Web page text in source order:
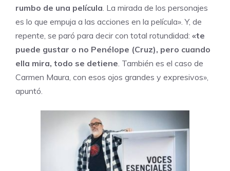
rumbo de una película. La mirada de los personajes
es lo que empuja a las acciones en la película». Y, de
repente, se paró para decir con total rotundidad: «te
puede gustar o no Penélope (Cruz), pero cuando
ella mira, todo se detiene. También es el caso de
Carmen Maura, con esos ojos grandes y expresivos»,
apuntó.